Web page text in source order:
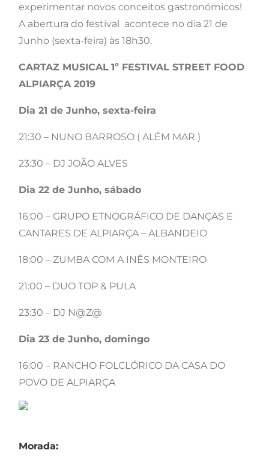
experimentar novos conceitos gastronómicos!
A abertura do festival acontece no dia 21 de
Junho (sexta-feira) às 18h30.
CARTAZ MUSICAL 1º FESTIVAL STREET FOOD
ALPIARÇA 2019
Dia 21 de Junho, sexta-feira
21:30 – NUNO BARROSO ( ALÉM MAR )
23:30 – DJ JOÃO ALVES
Dia 22 de Junho, sábado
16:00 – GRUPO ETNOGRÁFICO DE DANÇAS E
CANTARES DE ALPIARÇA – ALBANDEIO
18:00 – ZUMBA COM A INÊS MONTEIRO
21:00 – DUO TOP & PULA
23:30 – DJ N@Z@
Dia 23 de Junho, domingo
16:00 – RANCHO FOLCLÓRICO DA CASA DO
POVO DE ALPIARÇA
Morada: